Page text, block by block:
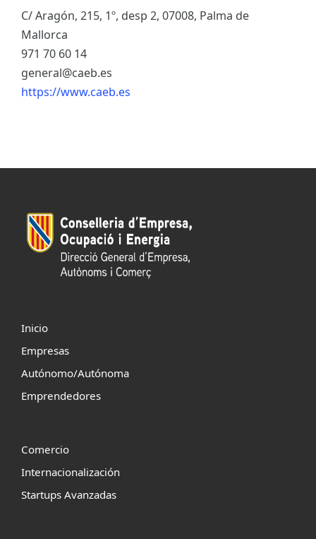
C/ Aragón, 215, 1º, desp 2, 07008, Palma de
Mallorca
971 70 60 14
general@caeb.es
https://www.caeb.es
Inicio
Empresas
Autónomo/Autónoma
Emprendedores
Comercio
Internacionalización
Startups Avanzadas